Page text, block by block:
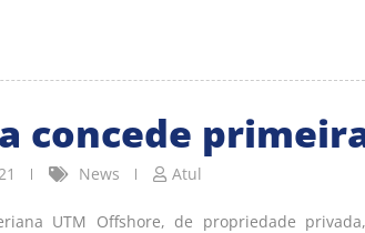
concede
News Atul
UTM Offshore, de propriedade